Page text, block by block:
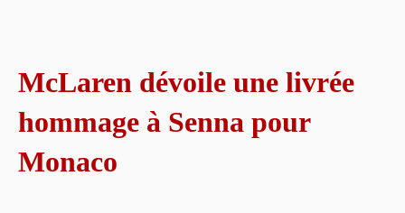
McLaren dévoile une livrée
hommage à Senna pour
Monaco